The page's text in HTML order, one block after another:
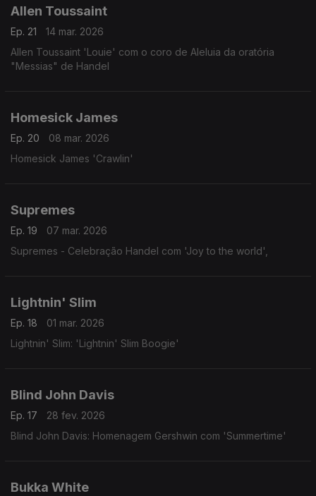
Allen Toussaint
Ep. 21
14 mar. 2026
Allen Toussaint 'Louie' com o coro de Aleluia da oratória
"Messias" de Handel
Homesick James
Ep. 20
08 mar. 2026
Homesick James 'Crawlin'
Supremes
Ep. 19
07 mar. 2026
Supremes - Celebração Handel com 'Joy to the world',
Lightnin' Slim
Ep. 18
01 mar. 2026
Lightnin' Slim: 'Lightnin' Slim Boogie'
Blind John Davis
Ep. 17
28 fev. 2026
Blind John Davis: Homenagem Gershwin com 'Summertime'
Bukka White